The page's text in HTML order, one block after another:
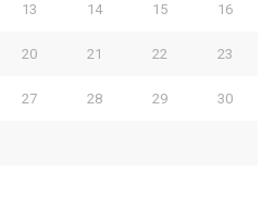
13 14 15 16
20 21 22 23
27 28 29 30